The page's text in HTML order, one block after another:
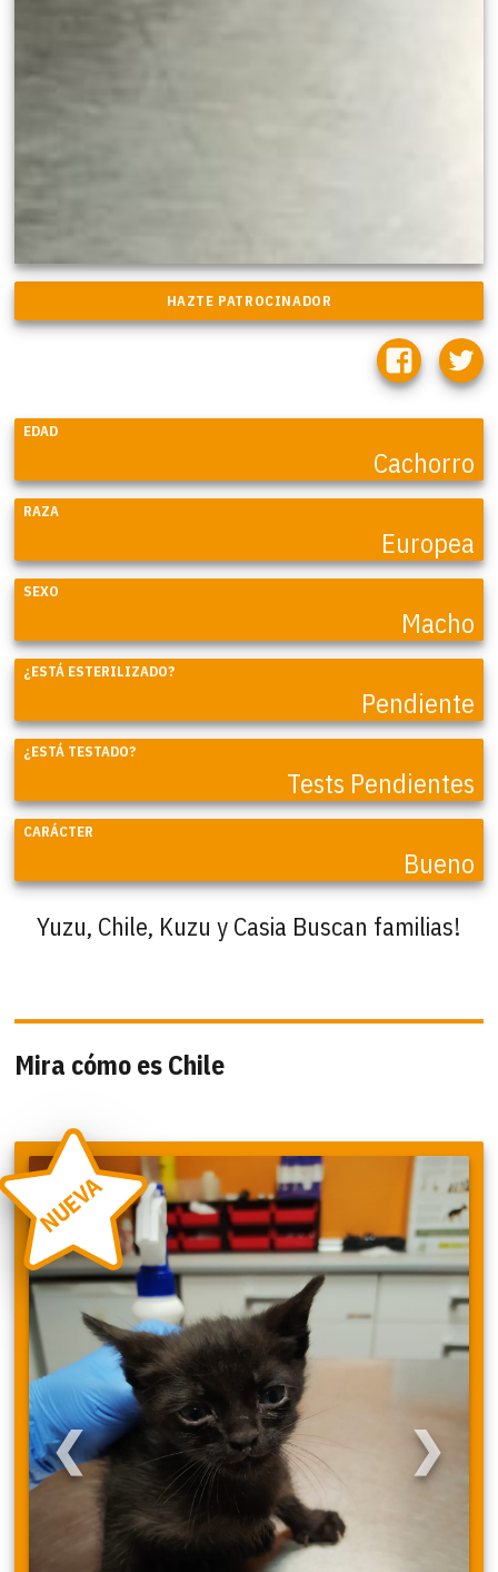
EDAD
Cachorro
RAZA
Europea
SEXO
Macho
¿ESTÁ ESTERILIZADO?
Pendiente
¿ESTÁ TESTADO?
Tests Pendientes
CARÁCTER
Bueno
Yuzu, Chile, Kuzu y Casia Buscan familias!
Mira cómo es Chile
❮ ❯
NUEVA